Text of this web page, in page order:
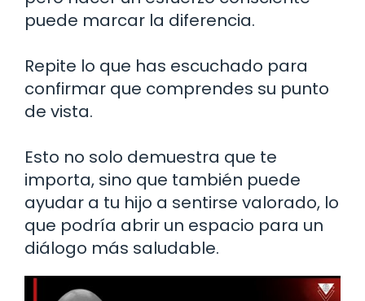
puede marcar la diferencia.
Repite lo que has escuchado para
confirmar que comprendes su punto
de vista.
Esto no solo demuestra que te
importa, sino que también puede
ayudar a tu hijo a sentirse valorado, lo
que podría abrir un espacio para un
diálogo más saludable.